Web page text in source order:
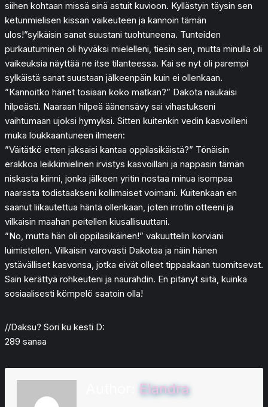
siihen kohtaan missä sinä astuit kuvioon. Kyllästyin täysin sen
ketunmielisen kissan vaikeuteen ja kannoin tämän
ulos!”sylkäisin sanat suustani tuohtuneena. Tunteiden
purkautuminen oli hyväksi mielelleni, tiesin sen, mutta minulla oli
vaikeuksia näyttää ne itse tilanteessa. Kai se nyt oli parempi
sylkäistä sanat suustaan jälkeenpäin kuin ei ollenkaan.
”Kannoitko hänet tosiaan koko matkan?” Dakota naukaisi
hilpeästi. Naaraan hilpeä äänensävy sai vihastukseni
vaihtumaan ujoksi hymyksi. Sitten kuitenkin vedin kasvoilleni
muka loukkaantuneen ilmeen:
”Väitätkö etten jaksaisi kantaa oppilasikäistä?” Tönäisin
erakkoa leikkimielinen irvistys kasvoillani ja nappasin tämän
niskasta kiinni, jonka jälkeen yritin nostaa minua isompaa
naarasta todistaakseni kollimaiset voimani. Kuitenkaan en
saanut liikautettua häntä ollenkaan, joten irrotin otteeni ja
vilkaisin maahan peitellen kiusallisuuttani.
”No, mutta hän oli oppilasikäinen!” vakuuttelin korviani
luimistellen. Vilkaisin varovasti Dakotaa ja näin hänen
ystävälliset kasvonsa, jotka eivät olleet tippaakaan tuomitsevat.
Sain kerättyä rohkeuteni ja naurahdin. En pitänyt siitä, kuinka
sosiaalisesti kömpelö saatoin olla!
//Daksu? Sori ku kesti D:
289 sanaa
Elandra